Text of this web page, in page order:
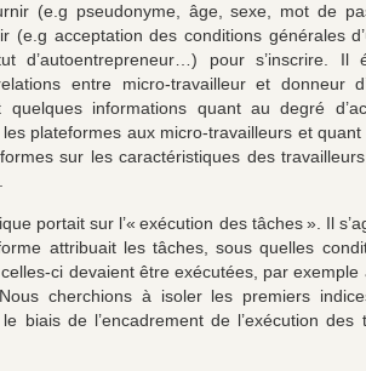
(e.g pseudonyme, âge, sexe, mot de
(e.g acceptation des conditions générales
d’autoentrepreneur…) pour s’inscrire. Il
entre micro-travailleur et donneur
quelques informations quant au degré
plateformes aux micro-travailleurs et
sur les caractéristiques des
portait sur l’« exécution des tâches ». Il
attribuait les tâches, sous quelles
ci devaient être exécutées, par exemple
cherchions à isoler les premiers
biais de l’encadrement de l’exécution des